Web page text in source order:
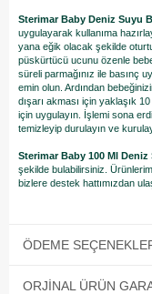
Sterimar Baby Deniz Suyu
uygulayarak kullanıma
yana eğik olacak şekilde
püskürtücü ucunu özenle
süreli parmağınız ile basınç
emin olun. Ardından
dışarı akması için yaklaşık
için uygulayın. İşlemi sona
temizleyip durulayın ve
Sterimar Baby 100 Ml
şekilde bulabilirsiniz.
bizlere destek hattımızdan
ÖDEME
ORJINAL ÜRÜN